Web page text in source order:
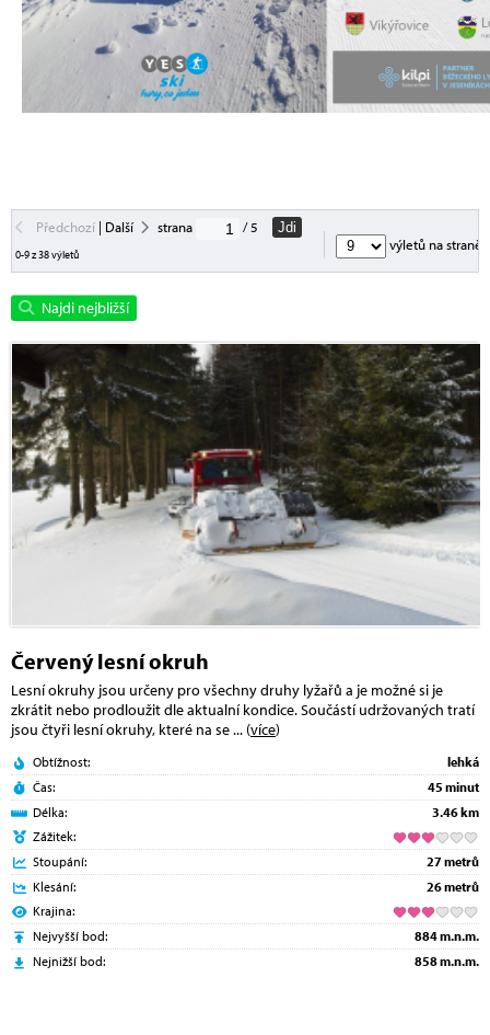
Předchozí| Další strana / 5 Jdi
0-9 z 38 výletů
výletů na straně
Najdi nejbližší
Červený lesní okruh
Lesní okruhy jsou určeny pro všechny druhy lyžařů a je možné si je
zkrátit nebo prodloužit dle aktualní kondice. Součástí udržovaných tratí
jsou čtyři lesní okruhy, které na se... (více)
Obtížnost:
lehká
Čas:
45 minut
Délka:
3.46 km
Zážitek:
Stoupání:
27 metrů
Klesání:
26 metrů
Krajina:
Nejvyšší bod:
884 m.n.m.
Nejnižší bod:
858 m.n.m.